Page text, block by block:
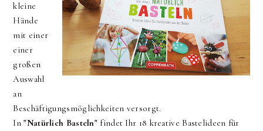
kleine
Hände
mit einer
einer
großen
Auswahl
an
Beschäftigungsmöglichkeiten versorgt.
In"Natürlich Basteln" findet Ihr 18 kreative Bastelideen für